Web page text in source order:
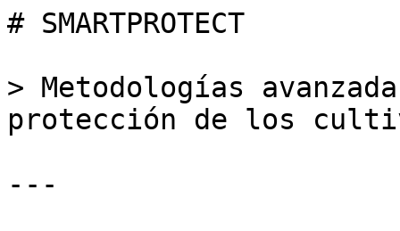
# SMARTPROTECT
> Metodologías
protección de los
---